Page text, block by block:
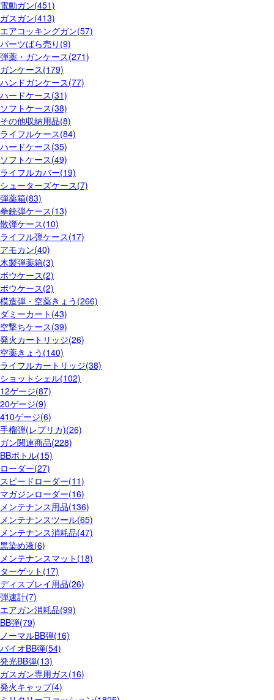
電動ガン(451)
ガスガン(413)
エアコッキングガン(57)
パーツばら売り(9)
弾薬・ガンケース(271)
ガンケース(179)
ハンドガンケース(77)
ハードケース(31)
ソフトケース(38)
その他収納用品(8)
ライフルケース(84)
ハードケース(35)
ソフトケース(49)
ライフルカバー(19)
シューターズケース(7)
弾薬箱(83)
拳銃弾ケース(13)
散弾ケース(10)
ライフル弾ケース(17)
アモカン(40)
木製弾薬箱(3)
ボウケース(2)
ボウケース(2)
模造弾・空薬きょう(266)
ダミーカート(43)
空撃ちケース(39)
発火カートリッジ(26)
空薬きょう(140)
ライフルカートリッジ(38)
ショットシェル(102)
12ゲージ(87)
20ゲージ(9)
410ゲージ(6)
手榴弾(レプリカ)(26)
ガン関連商品(228)
BBボトル(15)
ローダー(27)
スピードローダー(11)
マガジンローダー(16)
メンテナンス用品(136)
メンテナンスツール(65)
メンテナンス消耗品(47)
黒染め液(6)
メンテナンスマット(18)
ターゲット(17)
ディスプレイ用品(26)
弾速計(7)
エアガン消耗品(99)
BB弾(79)
ノーマルBB弾(16)
バイオBB弾(54)
発光BB弾(13)
ガスガン専用ガス(16)
発火キャップ(4)